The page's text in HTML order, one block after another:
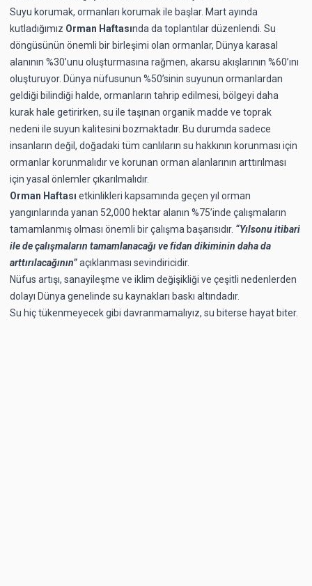
Suyu korumak, ormanları korumak ile başlar. Mart ayında
kutladığımız Orman Haftasında da toplantılar düzenlendi. Su
döngüsünün önemli bir birleşimi olan ormanlar, Dünya karasal
alanının %30’unu oluşturmasına rağmen, akarsu akışlarının %60’ını
oluşturuyor. Dünya nüfusunun %50’sinin suyunun ormanlardan
geldiği bilindiği halde, ormanların tahrip edilmesi, bölgeyi daha
kurak hale getirirken, su ile taşınan organik madde ve toprak
nedeni ile suyun kalitesini bozmaktadır. Bu durumda sadece
insanların değil, doğadaki tüm canlıların su hakkının korunması için
ormanlar korunmalıdır ve korunan orman alanlarının arttırılması
için yasal önlemler çıkarılmalıdır.
Orman Haftası etkinlikleri kapsamında geçen yıl orman
yangınlarında yanan 52,000 hektar alanın %75’inde çalışmaların
tamamlanmış olması önemli bir çalışma başarısıdır. “Yılsonu itibari
ile de çalışmaların tamamlanacağı ve fidan dikiminin daha da
arttırılacağının”açıklanması sevindiricidir.
Nüfus artışı, sanayileşme ve iklim değişikliği ve çeşitli nedenlerden
dolayı Dünya genelinde su kaynakları baskı altındadır.
Su hiç tükenmeyecek gibi davranmamalıyız, su biterse hayat biter.